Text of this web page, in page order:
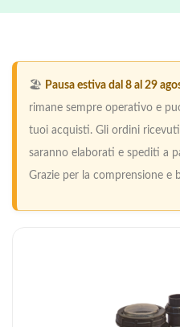
🏖️ Pausa estiva dal 8 al 29
rimane sempre operativo e
tuoi acquisti. Gli ordini
saranno elaborati e spediti a
Grazie per la comprensione e